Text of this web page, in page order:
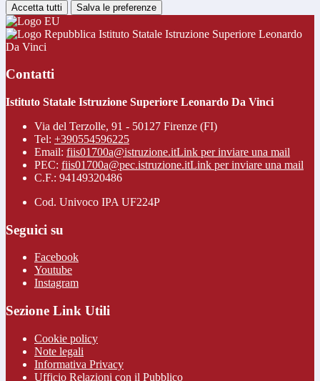
Accetta tutti Salva le preferenze
Istituto Statale Istruzione Superiore Leonardo
Da Vinci
Contatti
Istituto Statale Istruzione Superiore Leonardo Da Vinci
Via del Terzolle, 91 - 50127 Firenze (FI)
Tel: +390554596225
Email: fiis01700a@istruzione.itLink per inviare una mail
PEC: fiis01700a@pec.istruzione.itLink per inviare una mail
C.F.: 94149320486
Cod. Univoco IPA UF224P
Seguici su
Facebook
Youtube
Instagram
Sezione Link Utili
Cookie policy
Note legali
Informativa Privacy
Ufficio Relazioni con il Pubblico